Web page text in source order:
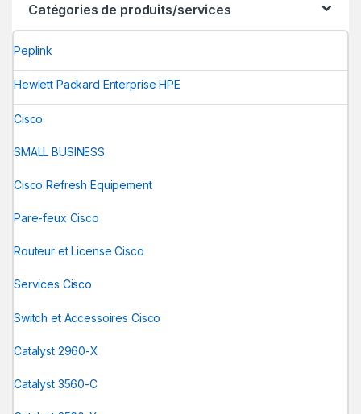
Catégories de produits/services
Peplink
Hewlett Packard Enterprise HPE
Cisco
SMALL BUSINESS
Cisco Refresh Equipement
Pare-feux Cisco
Routeur et License Cisco
Services Cisco
Switch et Accessoires Cisco
Catalyst 2960-X
Catalyst 3560-C